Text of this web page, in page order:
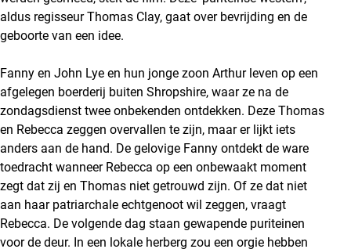
aldus regisseur Thomas Clay, gaat over bevrijding en de
geboorte van een idee.
Fanny en John Lye en hun jonge zoon Arthur leven op een
afgelegen boerderij buiten Shropshire, waar ze na de
zondagsdienst twee onbekenden ontdekken. Deze Thomas
en Rebecca zeggen overvallen te zijn, maar er lijkt iets
anders aan de hand. De gelovige Fanny ontdekt de ware
toedracht wanneer Rebecca op een onbewaakt moment
zegt dat zij en Thomas niet getrouwd zijn. Of ze dat niet
aan haar patriarchale echtgenoot wil zeggen, vraagt
Rebecca. De volgende dag staan gewapende puriteinen
voor de deur. In een lokale herberg zou een orgie hebben